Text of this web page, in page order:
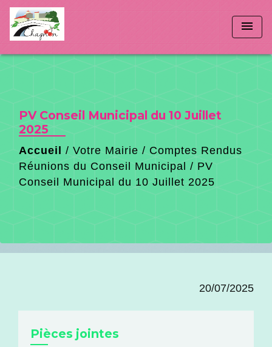
menu
PV Conseil Municipal du 10 Juillet
2025
Accueil / Votre Mairie / Comptes Rendus
Réunions du Conseil Municipal / PV
Conseil Municipal du 10 Juillet 2025
20/07/2025
Pièces jointes